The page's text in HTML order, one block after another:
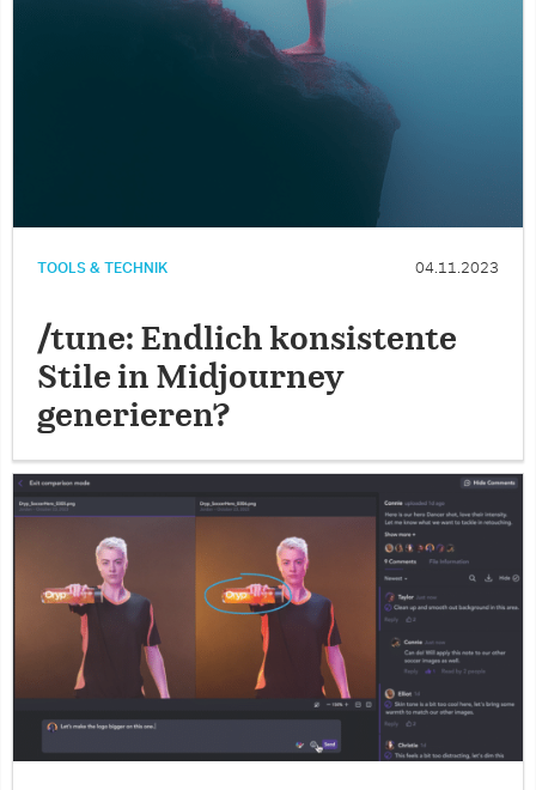
TOOLS & TECHNIK 04.11.2023
/tune: Endlich konsistente
Stile in Midjourney
generieren?